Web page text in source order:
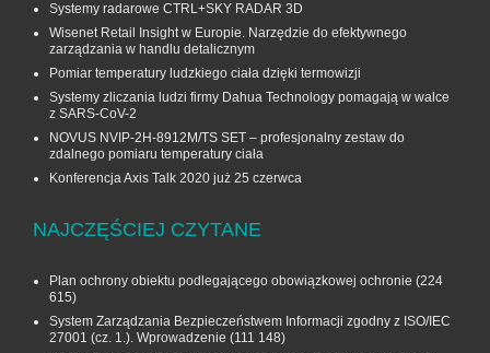
Systemy radarowe CTRL+SKY RADAR 3D
Wisenet Retail Insight w Europie. Narzędzie do efektywnego
zarządzania w handlu detalicznym
Pomiar temperatury ludzkiego ciała dzięki termowizji
Systemy zliczania ludzi firmy Dahua Technology pomagają w walce
z SARS-CoV-2
NOVUS NVIP-2H-8912M/TS SET – profesjonalny zestaw do
zdalnego pomiaru temperatury ciała
Konferencja Axis Talk 2020 już 25 czerwca
NAJCZĘŚCIEJ CZYTANE
Plan ochrony obiektu podlegającego obowiązkowej ochronie (224
615)
System Zarządzania Bezpieczeństwem Informacji zgodny z ISO/IEC
27001 (cz. 1.). Wprowadzenie (111 148)